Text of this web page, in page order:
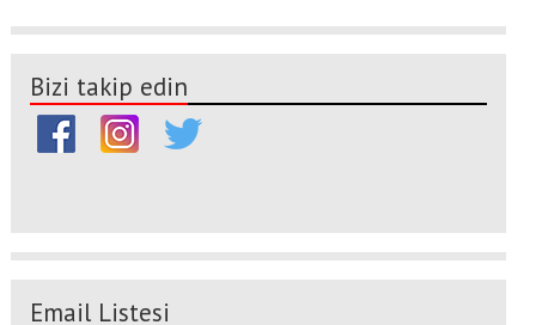
Bizi takip edin
Email Listesi